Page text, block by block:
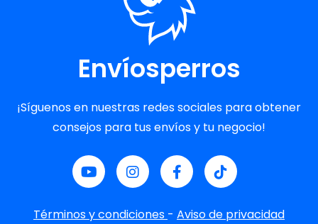
Envíosperros
¡Síguenos en nuestras redes sociales para obtener
consejos para tus envíos y tu negocio!
Términos y condiciones - Aviso de privacidad